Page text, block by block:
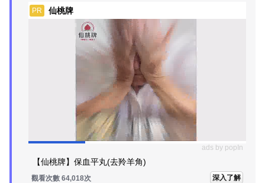
PR 仙桃牌
ads by popIn
【仙桃牌】保血平丸(去羚羊角)
觀看次數 64,018次 深入了解